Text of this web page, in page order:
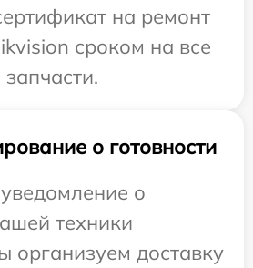
на ремонт
сроком на все
о готовности
о
техники
организуем доставку